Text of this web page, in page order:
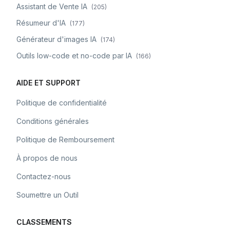
Assistant de Vente IA (205)
Résumeur d'IA (177)
Générateur d'images IA (174)
Outils low-code et no-code par IA (166)
AIDE ET SUPPORT
Politique de confidentialité
Conditions générales
Politique de Remboursement
À propos de nous
Contactez-nous
Soumettre un Outil
CLASSEMENTS